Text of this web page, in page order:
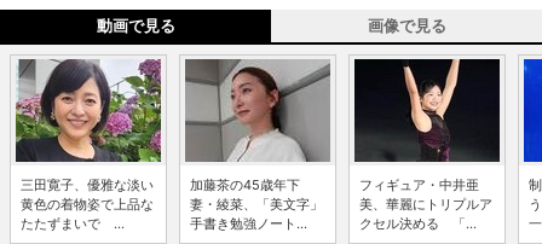
動画で見る 画像で見る
三田寛子、優雅な淡い
黄色の着物姿で上品な
たたずまいで ...
加藤茶の45歳年下
妻・綾菜、「美文字」
手書き勉強ノート...
フィギュア・中井亜
美、華麗にトリプルア
クセル決める 「...